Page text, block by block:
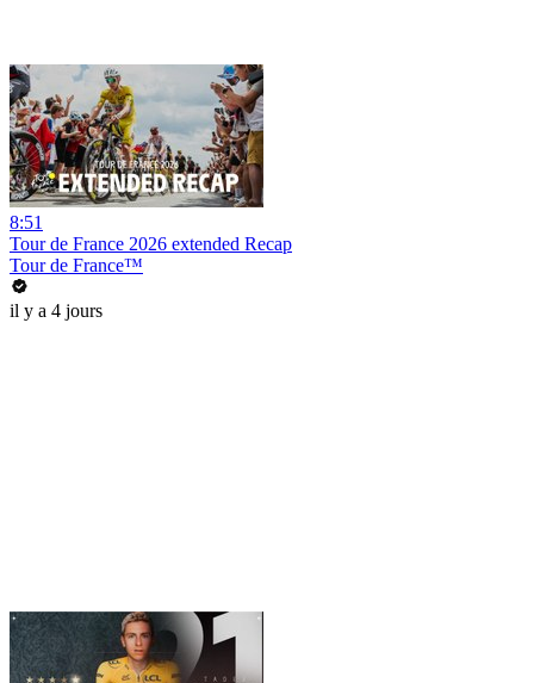
8:51
Tour de France 2026 extended Recap
Tour de France™
il y a 4 jours